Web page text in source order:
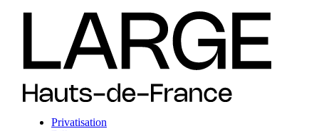
Privatisation